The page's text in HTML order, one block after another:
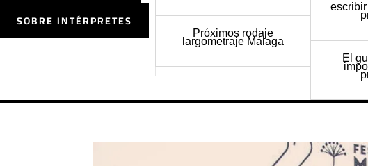
SOBRE INTÉRPRETES
Próximos rodaje
largometraje Málaga
El